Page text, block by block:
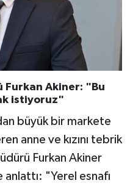
Furkan Akiner: "Bu
istiyoruz"
büyük bir markete
anne ve kızını tebrik
Furkan Akiner
"Yerel esnafı